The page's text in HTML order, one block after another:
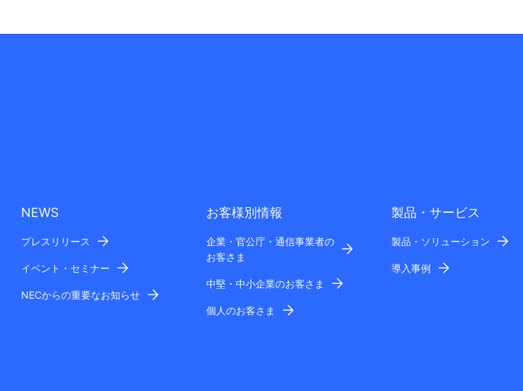
NEWS
プレスリリース
イベント・セミナー
NECからの重要なお知らせ
お客様別情報
企業・官公庁・通信事業者の
お客さま
中堅・中小企業のお客さま
個人のお客さま
製品・サービス
製品・ソリューション
導入事例